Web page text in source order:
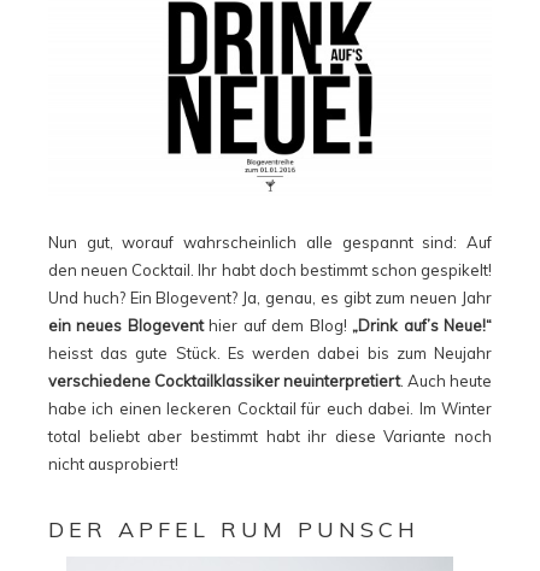
Nun gut, worauf wahrscheinlich alle gespannt sind: Auf
den neuen Cocktail. Ihr habt doch bestimmt schon gespikelt!
Und huch? Ein Blogevent? Ja, genau, es gibt zum neuen Jahr
ein neues Blogeventhier auf dem Blog! „Drink auf’s Neue!“
heisst das gute Stück. Es werden dabei bis zum Neujahr
verschiedene Cocktailklassiker neuinterpretiert. Auch heute
habe ich einen leckeren Cocktail für euch dabei. Im Winter
total beliebt aber bestimmt habt ihr diese Variante noch
nicht ausprobiert!
DER APFEL RUM PUNSCH